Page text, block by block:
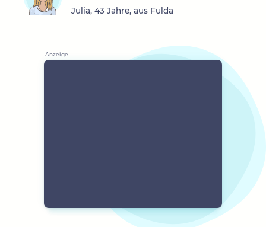
Julia, 43 Jahre, aus Fulda